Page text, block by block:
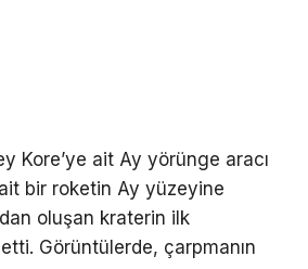
Kore’ye ait Ay yörünge aracı
bir roketin Ay yüzeyine
oluşan kraterin ilk
Görüntülerde, çarpmanın